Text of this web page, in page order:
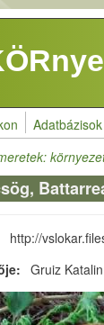
Adatbázisok
http://
Gruiz Katalin